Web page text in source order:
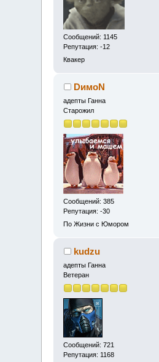
Сообщений: 1145
Репутация: -12
Квакер
DимоN
адепты Ганна
Старожил
Сообщений: 385
Репутация: -30
По Жизни с Юмором
kudzu
адепты Ганна
Ветеран
Сообщений: 721
Репутация: 1168